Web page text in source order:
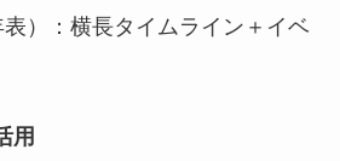
表）：横長タイムライン＋イベ
用